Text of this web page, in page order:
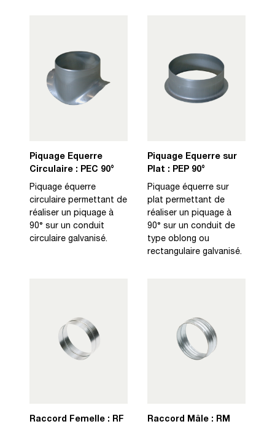
Piquage Equerre
Circulaire : PEC 90°
Piquage équerre
circulaire permettant de
réaliser un piquage à
90° sur un conduit
circulaire galvanisé.
Piquage Equerre sur
Plat : PEP 90°
Piquage équerre sur
plat permettant de
réaliser un piquage à
90° sur un conduit de
type oblong ou
rectangulaire galvanisé.
Raccord Femelle : RF Raccord Mâle : RM